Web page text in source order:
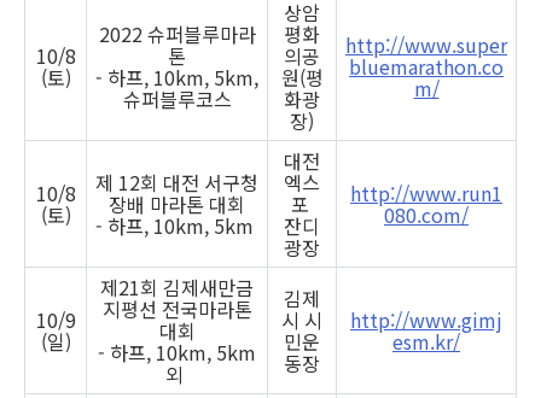
10/8
(토)
2022 슈퍼블루마라
톤
- 하프, 10km, 5km,
슈퍼블루코스
상암
평화
의공
원(평
화광
장)
http://www.super
bluemarathon.co
m/
10/8
(토)
제 12회 대전 서구청
장배 마라톤 대회
- 하프, 10km, 5km
대전
엑스
포
잔디
광장
http://www.run1
080.com/
10/9
(일)
제21회 김제새만금
지평선 전국마라톤
대회
- 하프, 10km, 5km
외
김제
시 시
민운
동장
http://www.gimj
esm.kr/